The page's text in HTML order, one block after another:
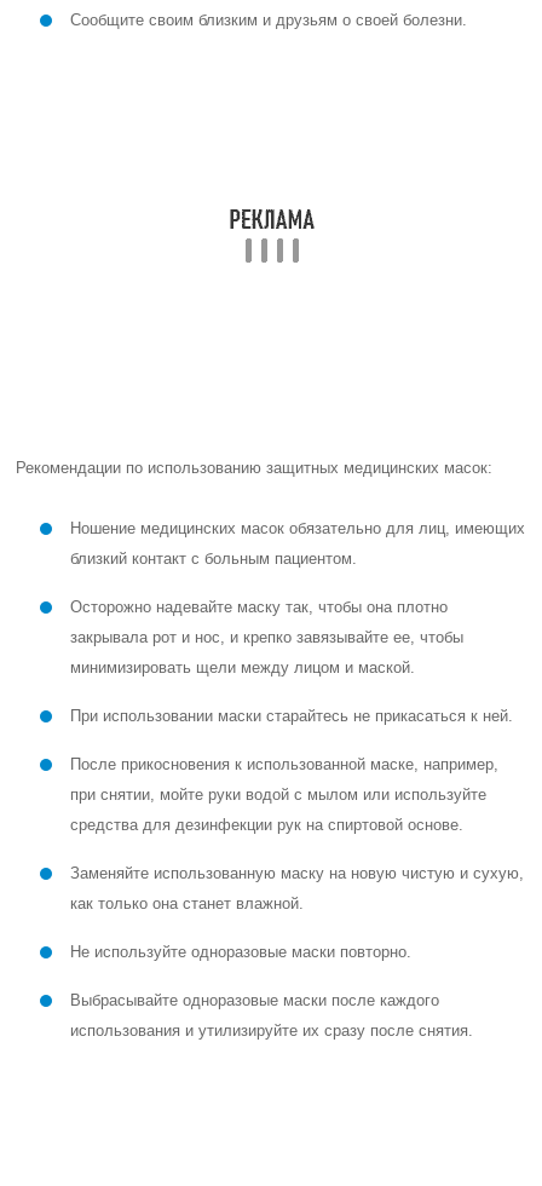
Сообщите своим близким и друзьям о своей болезни.
Рекомендации по использованию защитных медицинских масок:
Ношение медицинских масок обязательно для лиц, имеющих
близкий контакт с больным пациентом.
Осторожно надевайте маску так, чтобы она плотно
закрывала рот и нос, и крепко завязывайте ее, чтобы
минимизировать щели между лицом и маской.
При использовании маски старайтесь не прикасаться к ней.
После прикосновения к использованной маске, например,
при снятии, мойте руки водой с мылом или используйте
средства для дезинфекции рук на спиртовой основе.
Заменяйте использованную маску на новую чистую и сухую,
как только она станет влажной.
Не используйте одноразовые маски повторно.
Выбрасывайте одноразовые маски после каждого
использования и утилизируйте их сразу после снятия.